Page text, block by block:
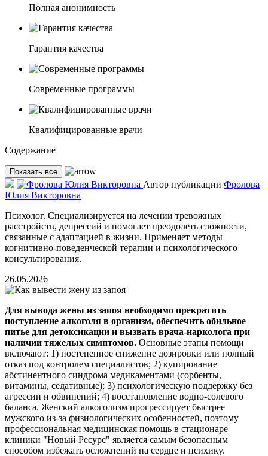
Полная анонимность
Гарантия качества
Современные программы
Квалифицированные врачи
Содержание
Показать все
Автор публикации Фролова
Юлия Викторовна
Психолог. Специализируется на лечении тревожных
расстройств, депрессий и помогает преодолеть сложности,
связанные с адаптацией в жизни. Применяет методы
когнитивно-поведенческой терапии и психологического
консультирования.
26.05.2026
Для вывода жены из запоя необходимо прекратить
поступление алкоголя в организм, обеспечить обильное
питье для детоксикации и вызвать врача-нарколога при
наличии тяжелых симптомов. Основные этапы помощи
включают: 1) постепенное снижение дозировки или полный
отказ под контролем специалистов; 2) купирование
абстинентного синдрома медикаментами (сорбенты,
витамины, седативные); 3) психологическую поддержку без
агрессии и обвинений; 4) восстановление водно-солевого
баланса. Женский алкоголизм прогрессирует быстрее
мужского из-за физиологических особенностей, поэтому
профессиональная медицинская помощь в стационаре
клиники "Новый Ресурс" является самым безопасным
способом избежать осложнений на сердце и психику.